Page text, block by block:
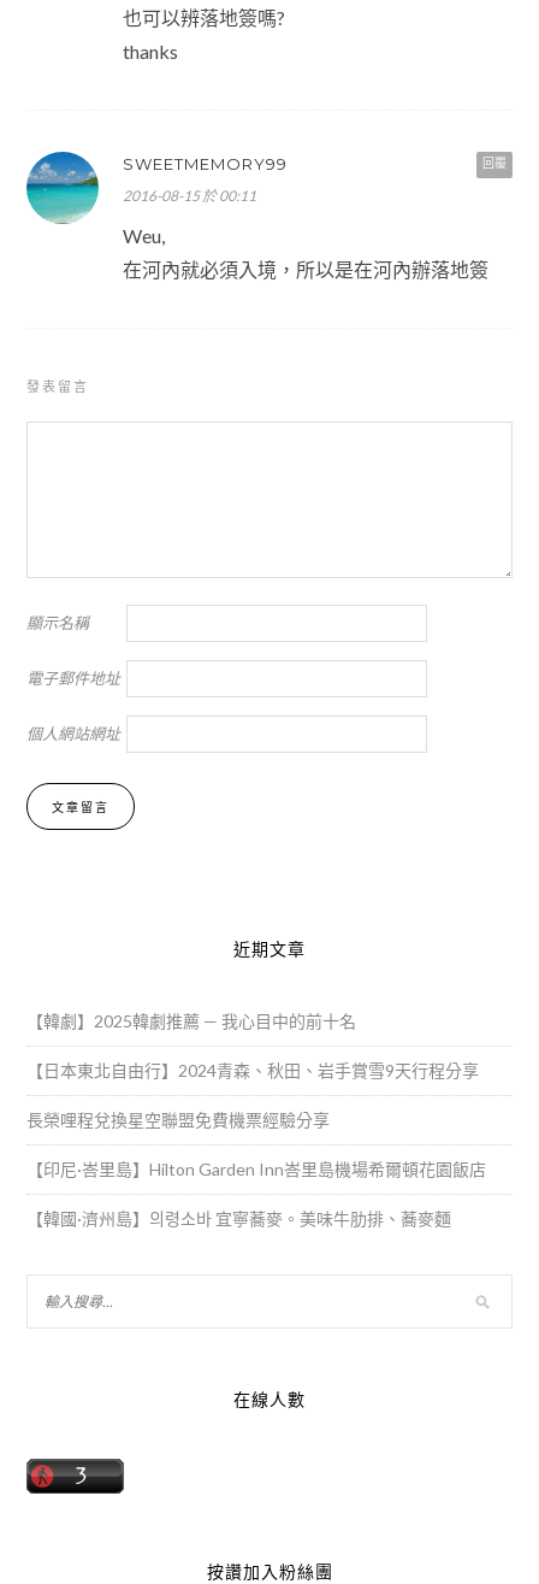
也可以辨落地簽嗎?
thanks
回覆
SWEETMEMORY99
2016-08-15 於 00:11
Weu,
在河內就必須入境，所以是在河內辦落地簽
發表留言
顯示名稱
電子郵件地址
個人網站網址
近期文章
【韓劇】2025韓劇推薦 — 我心目中的前十名
【日本東北自由行】2024青森、秋田、岩手賞雪9天行程分享
長榮哩程兌換星空聯盟免費機票經驗分享
【印尼·峇里島】Hilton Garden Inn峇里島機場希爾頓花園飯店
【韓國·濟州島】의령소바 宜寧蕎麥。美味牛肋排、蕎麥麵
在線人數
按讚加入粉絲團